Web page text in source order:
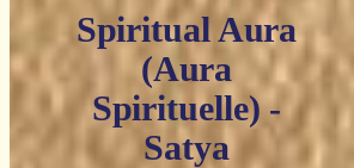
Spiritual Aura
(Aura
Spirituelle) -
Satya